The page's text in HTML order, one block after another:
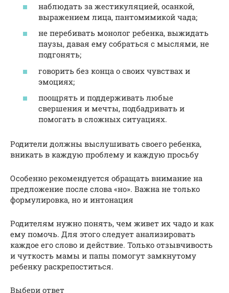
наблюдать за жестикуляцией, осанкой,
выражением лица, пантомимикой чада;
не перебивать монолог ребенка, выжидать
паузы, давая ему собраться с мыслями, не
подгонять;
говорить без конца о своих чувствах и
эмоциях;
поощрять и поддерживать любые
свершения и мечты, подбадривать и
помогать в сложных ситуациях.
Родители должны выслушивать своего ребенка,
вникать в каждую проблему и каждую просьбу
Особенно рекомендуется обращать внимание на
предложение после слова «но». Важна не только
формулировка, но и интонация
Родителям нужно понять, чем живет их чадо и как
ему помочь. Для этого следует анализировать
каждое его слово и действие. Только отзывчивость
и чуткость мамы и папы помогут замкнутому
ребенку раскрепоститься.
Выбери ответ